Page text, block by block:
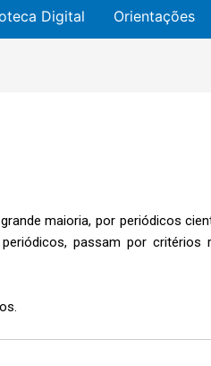
Digital Orientações
maioria, por periódicos
passam por
.